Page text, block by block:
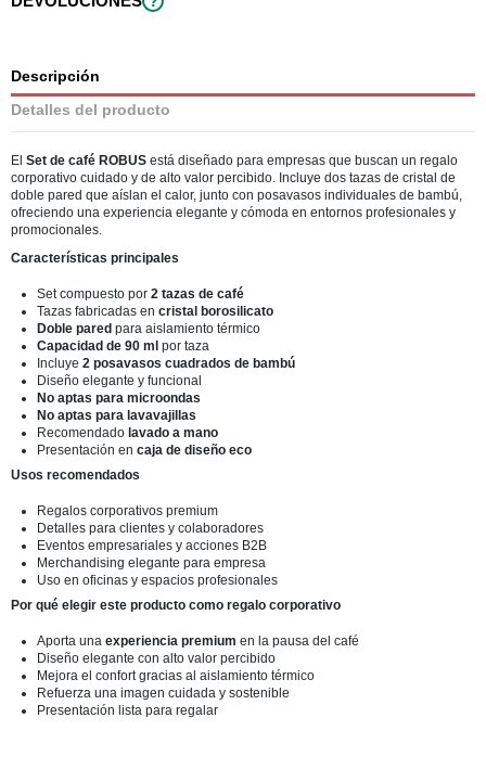
Descripción
Detalles del producto
El Set de café ROBUS está diseñado para empresas que buscan un regalo
corporativo cuidado y de alto valor percibido. Incluye dos tazas de cristal de
doble pared que aíslan el calor, junto con posavasos individuales de bambú,
ofreciendo una experiencia elegante y cómoda en entornos profesionales y
promocionales.
Características principales
Set compuesto por 2 tazas de café
Tazas fabricadas en cristal borosilicato
Doble pared para aislamiento térmico
Capacidad de 90 ml por taza
Incluye 2 posavasos cuadrados de bambú
Diseño elegante y funcional
No aptas para microondas
No aptas para lavavajillas
Recomendado lavado a mano
Presentación en caja de diseño eco
Usos recomendados
Regalos corporativos premium
Detalles para clientes y colaboradores
Eventos empresariales y acciones B2B
Merchandising elegante para empresa
Uso en oficinas y espacios profesionales
Por qué elegir este producto como regalo corporativo
Aporta una experiencia premium en la pausa del café
Diseño elegante con alto valor percibido
Mejora el confort gracias al aislamiento térmico
Refuerza una imagen cuidada y sostenible
Presentación lista para regalar